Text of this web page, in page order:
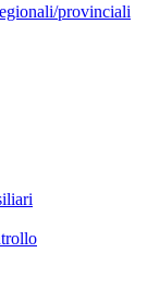
provinciali